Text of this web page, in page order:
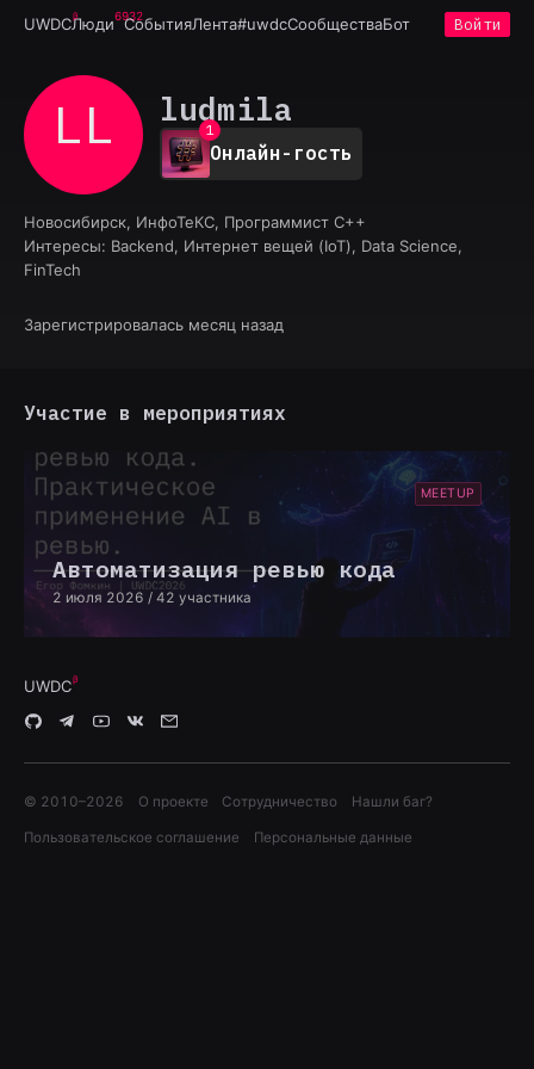
UWDCЛюди6932
СобытияЛента#uwdcСообществаБот Войти
LL ludmila
0
1
2
3
5
6
9
Онлайн-гость
Новосибирск, ИнфоТеКС, Программист C++
Интересы: Backend, Интернет вещей (IoT), Data Science,
FinTech
Зарегистрировалась месяц назад
Участие в мероприятиях
MEETUP
Автоматизация ревью кода
2 июля 2026 / 42 участника
UWDC
© 2010–2026 О проекте Сотрудничество Нашли баг?
Пользовательское соглашение Персональные данные